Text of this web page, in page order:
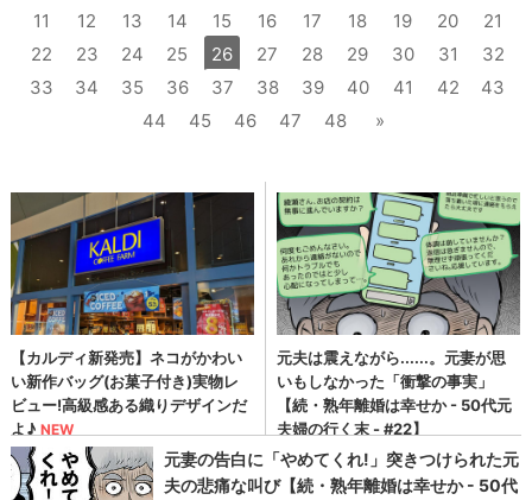
11
12 13 14 15 16 17 18 19 20
21
22
23 24 25 26 27 28 29 30 31
32
33
34 35 36 37 38 39 40 41 42
43
44
45 46 47 48 »